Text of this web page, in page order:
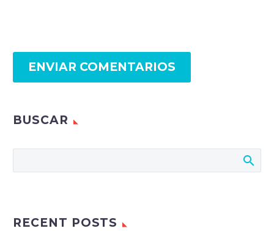
ENVIAR COMENTARIOS
BUSCAR
RECENT POSTS